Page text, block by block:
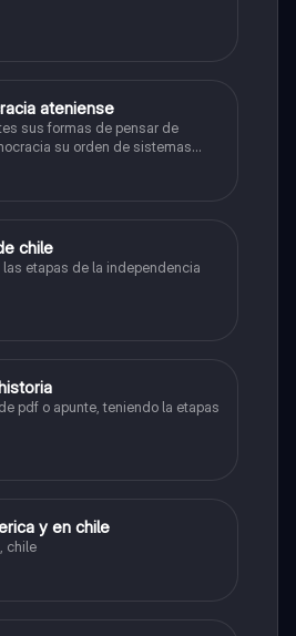
Sociales
ateniense
sus formas de pensar de
su orden de sistemas
y etc
Sociales
chile
etapas de la independencia
Sociales
pdf o apunte, teniendo la etapas
Sociales
y en chile
chile